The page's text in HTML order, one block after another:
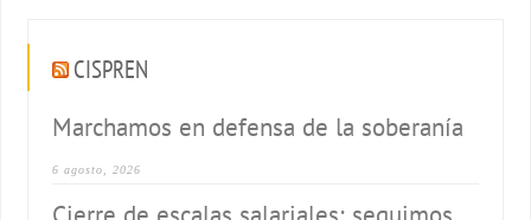
CISPREN
Marchamos en defensa de la soberanía
6 agosto, 2026